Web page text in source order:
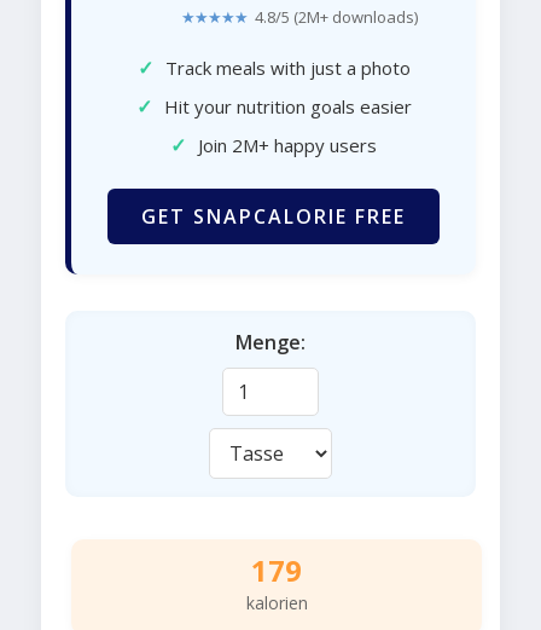
★★★★★ 4.8/5 (2M+ downloads)
✓ Track meals with just a photo
✓ Hit your nutrition goals easier
✓ Join 2M+ happy users
GET SNAPCALORIE FREE
Menge:
179
kalorien